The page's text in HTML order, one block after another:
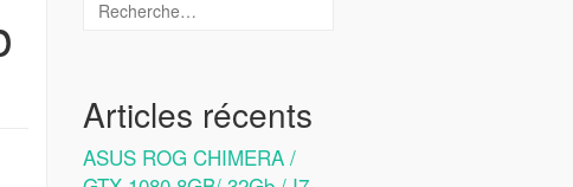
Articles récents
ASUS ROG CHIMERA /